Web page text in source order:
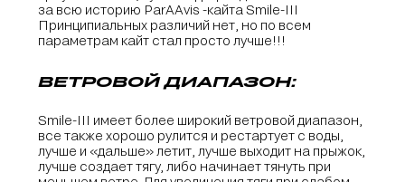
за всю историю ParAAvis -кайта Smile-III
Принципиальных различий нет, но по всем
параметрам кайт стал просто лучше!!!
ВЕТРОВОЙ ДИАПАЗОН:
Smile-III имеет более широкий ветровой диапазон,
все также хорошо рулится и рестартует с воды,
лучше и «дальше» летит, лучше выходит на прыжок,
лучше создает тягу, либо начинает тянуть при